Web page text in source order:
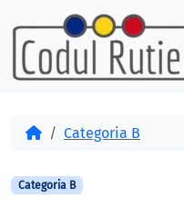
Skip to content
Skip to footer
AcasăCategoria B
Categoria B